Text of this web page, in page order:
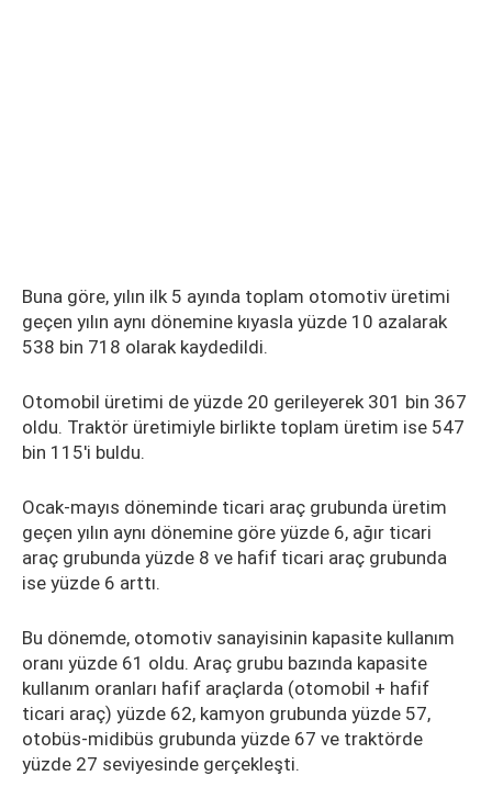
Buna göre, yılın ilk 5 ayında toplam otomotiv üretimi
geçen yılın aynı dönemine kıyasla yüzde 10 azalarak
538 bin 718 olarak kaydedildi.
Otomobil üretimi de yüzde 20 gerileyerek 301 bin 367
oldu. Traktör üretimiyle birlikte toplam üretim ise 547
bin 115'i buldu.
Ocak-mayıs döneminde ticari araç grubunda üretim
geçen yılın aynı dönemine göre yüzde 6, ağır ticari
araç grubunda yüzde 8 ve hafif ticari araç grubunda
ise yüzde 6 arttı.
Bu dönemde, otomotiv sanayisinin kapasite kullanım
oranı yüzde 61 oldu. Araç grubu bazında kapasite
kullanım oranları hafif araçlarda (otomobil + hafif
ticari araç) yüzde 62, kamyon grubunda yüzde 57,
otobüs-midibüs grubunda yüzde 67 ve traktörde
yüzde 27 seviyesinde gerçekleşti.